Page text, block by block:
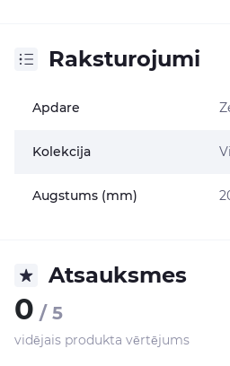
Raksturojumi
Apdare
Kolekcija
Augstums (mm)
Atsauksmes
0 / 5
vidējais produkta vērtējums